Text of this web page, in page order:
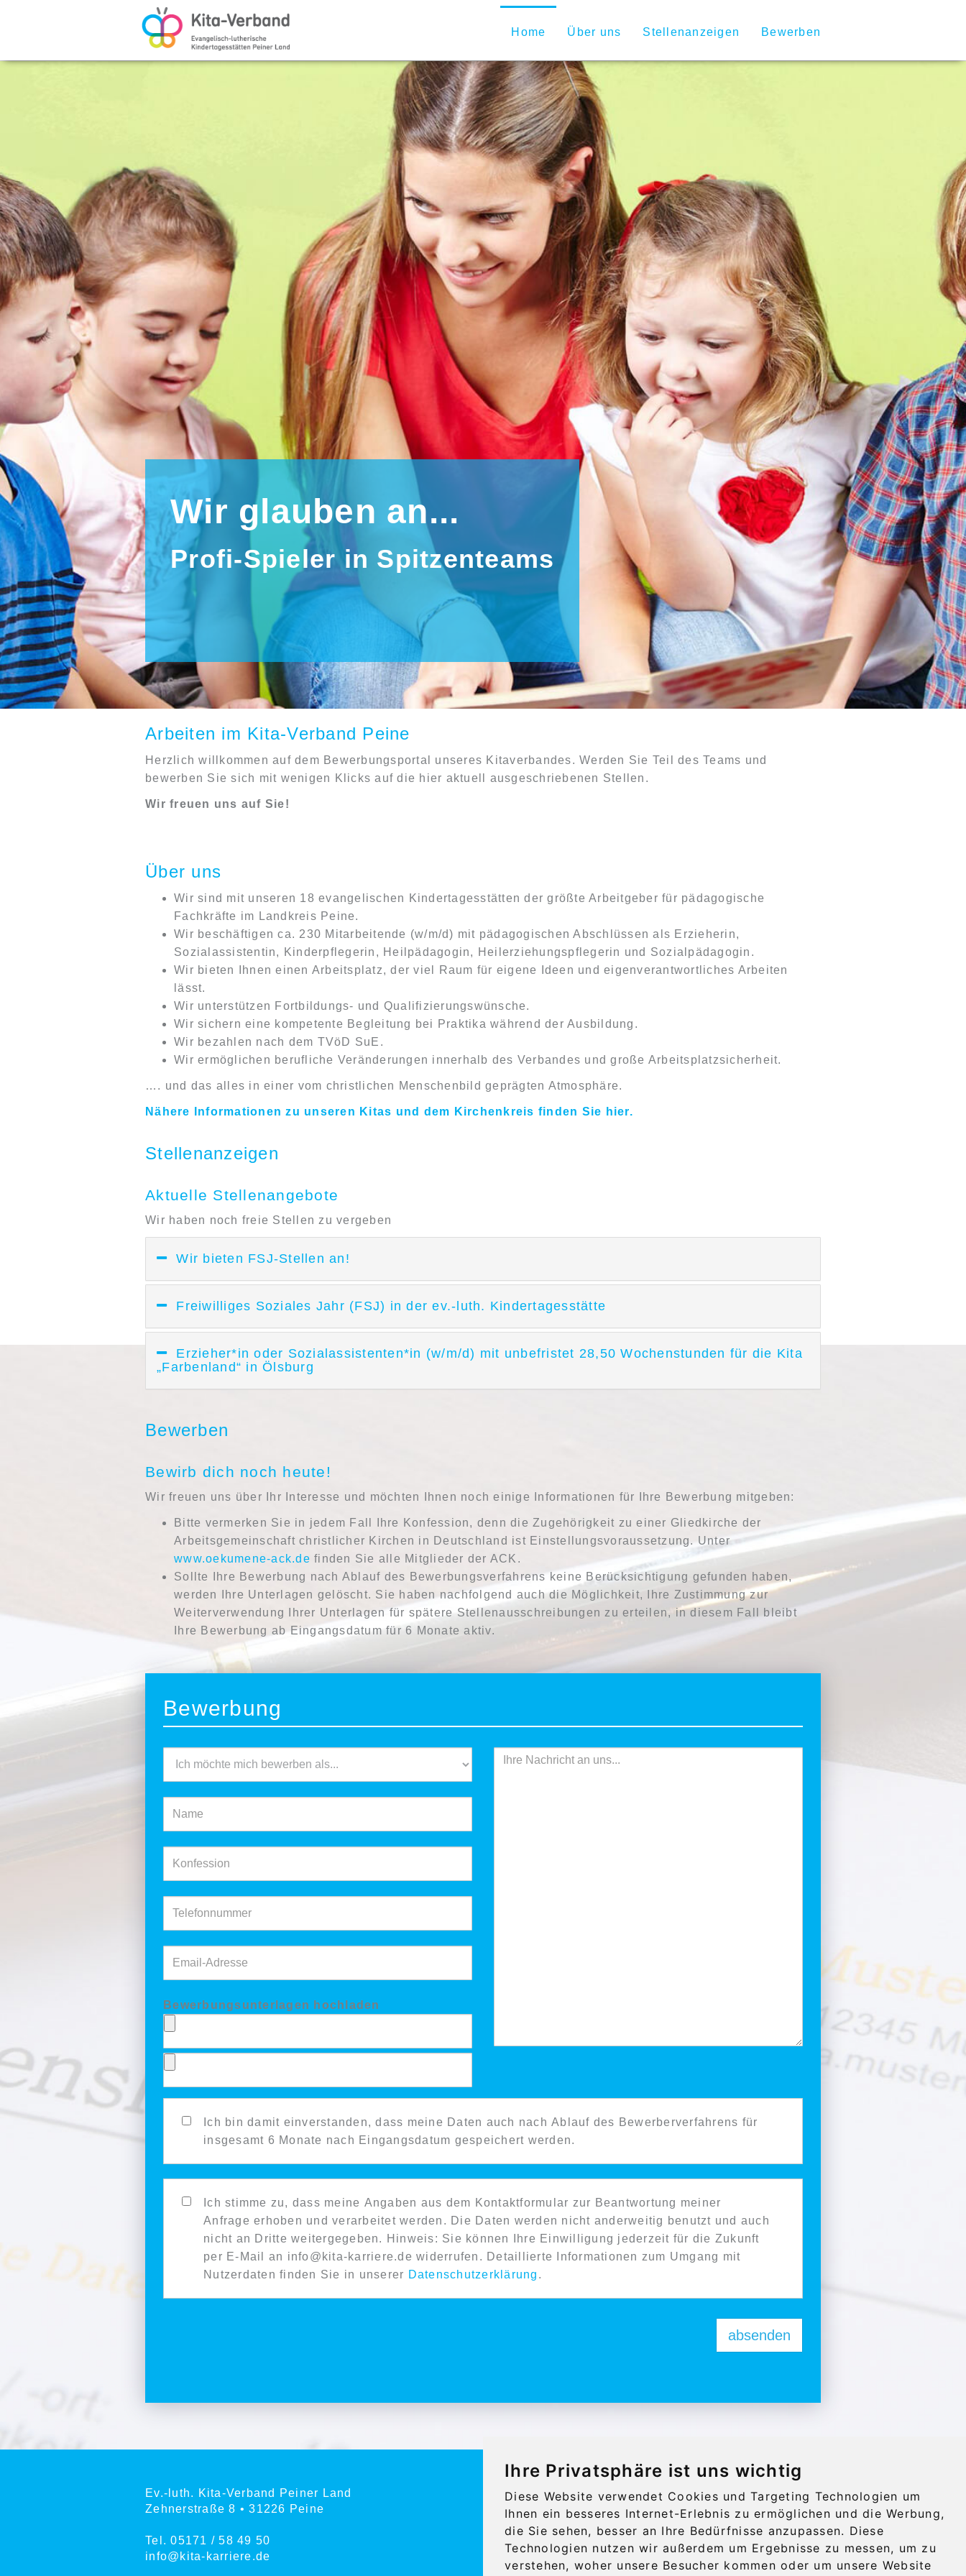
Ihre Privatsphäre ist uns wichtig
Diese Website verwendet Cookies und Targeting Technologien um
Ihnen ein besseres Internet-Erlebnis zu ermöglichen und die Werbung,
die Sie sehen, besser an Ihre Bedürfnisse anzupassen. Diese
Technologien nutzen wir außerdem um Ergebnisse zu messen, um zu
verstehen, woher unsere Besucher kommen oder um unsere Website
Ev.-
luth.
Kindertagesstättenverband
Peiner
Peine
Home Über uns Stellenanzeigen Bewerben
Wir glauben an...
Profi-Spieler in Spitzenteams
Arbeiten im Kita-Verband Peine
Herzlich willkommen auf dem Bewerbungsportal unseres Kitaverbandes. Werden Sie Teil des Teams und
bewerben Sie sich mit wenigen Klicks auf die hier aktuell ausgeschriebenen Stellen.
Wir freuen uns auf Sie!
Über uns
Wir sind mit unseren 18 evangelischen Kindertagesstätten der größte Arbeitgeber für pädagogische
Fachkräfte im Landkreis Peine.
Wir beschäftigen ca. 230 Mitarbeitende (w/m/d) mit pädagogischen Abschlüssen als Erzieherin,
Sozialassistentin, Kinderpflegerin, Heilpädagogin, Heilerziehungspflegerin und Sozialpädagogin.
Wir bieten Ihnen einen Arbeitsplatz, der viel Raum für eigene Ideen und eigenverantwortliches Arbeiten
lässt.
Wir unterstützen Fortbildungs- und Qualifizierungswünsche.
Wir sichern eine kompetente Begleitung bei Praktika während der Ausbildung.
Wir bezahlen nach dem TVöD SuE.
Wir ermöglichen berufliche Veränderungen innerhalb des Verbandes und große Arbeitsplatzsicherheit.
…. und das alles in einer vom christlichen Menschenbild geprägten Atmosphäre.
Nähere Informationen zu unseren Kitas und dem Kirchenkreis finden Sie hier.
Stellenanzeigen
Aktuelle Stellenangebote
Wir haben noch freie Stellen zu vergeben
Wir bieten FSJ-Stellen an!
Freiwilliges Soziales Jahr (FSJ) in der ev.-luth. Kindertagesstätte
Erzieher*in oder Sozialassistenten*in (w/m/d) mit unbefristet 28,50 Wochenstunden für die Kita
„Farbenland“ in Ölsburg
Bewerben
Bewirb dich noch heute!
Wir freuen uns über Ihr Interesse und möchten Ihnen noch einige Informationen für Ihre Bewerbung mitgeben:
Bitte vermerken Sie in jedem Fall Ihre Konfession, denn die Zugehörigkeit zu einer Gliedkirche der
Arbeitsgemeinschaft christlicher Kirchen in Deutschland ist Einstellungsvoraussetzung. Unter
www.oekumene-ack.de finden Sie alle Mitglieder der ACK.
Sollte Ihre Bewerbung nach Ablauf des Bewerbungsverfahrens keine Berücksichtigung gefunden haben,
werden Ihre Unterlagen gelöscht. Sie haben nachfolgend auch die Möglichkeit, Ihre Zustimmung zur
Weiterverwendung Ihrer Unterlagen für spätere Stellenausschreibungen zu erteilen, in diesem Fall bleibt
Ihre Bewerbung ab Eingangsdatum für 6 Monate aktiv.
Bewerbung
Bewerbungsunterlagen hochladen
Ihre Nachricht an uns
Ich bin damit einverstanden, dass meine Daten auch nach Ablauf des Bewerberverfahrens für
insgesamt 6 Monate nach Eingangsdatum gespeichert werden.
Ich stimme zu, dass meine Angaben aus dem Kontaktformular zur Beantwortung meiner
Anfrage erhoben und verarbeitet werden. Die Daten werden nicht anderweitig benutzt und auch
nicht an Dritte weitergegeben. Hinweis: Sie können Ihre Einwilligung jederzeit für die Zukunft
per E-Mail an info@kita-karriere.de widerrufen. Detaillierte Informationen zum Umgang mit
Nutzerdaten finden Sie in unserer Datenschutzerklärung .
absenden
Ev.-luth. Kita-Verband Peiner Land
Zehnerstraße 8 • 31226 Peine
Tel. 05171 / 58 49 50
info@kita-karriere.de